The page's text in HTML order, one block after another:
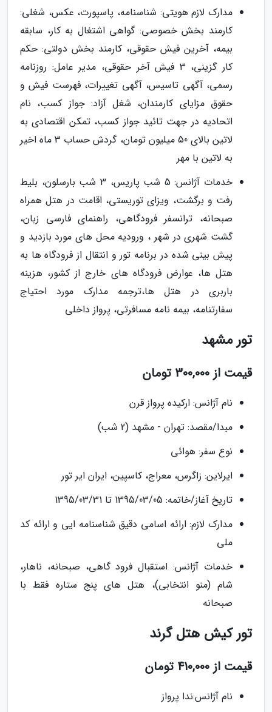
مدارک لازم هویتی: شناسنامه، پاسپورت، عکس، شغلی:
کارمند بخش خصوصی: گواهی اشتغال به کار، سابقه
بیمه، آخرین فیش حقوقی، کارمند بخش دولتی: حکم
کار گزینی، 3 فیش آخر حقوقی، مدیر عامل: روزنامه
رسمی، آگهی تاسیس، آگهی تغییرات، فهرست فیش و
حقوق مزایای کارمندان، شغل آزاد: جواز کسب، نام
اتحادیه در جهت تائید جواز کسب، تمکن اقتصادی به
لاتین بالای 50 میلیون تومان، گردش حساب 3 ماه اخیر
به لاتین با مهر
خدمات آژانس: 5 شب پاریس، 3 شب بارسلون، بلیط
رفت و برگشت، ویزای توریستی، اقامت در هتل همراه
صبحانه، ترانسفر فرودگاهی، راهنمای فارسی زبان،
گشت شهری در شهر ، ورودیه محل های مورد بازدید و
پیش بینی شده در برنامه تور و انتقال از فرودگاه ها به
هتل ها، عوارض فرودگاه های خارج از کشور، هزینه
باربری در هتل ها،ترجمه مدارک مورد احتیاج
سفارتنامه، بیمه نامه مسافرتی، پرواز داخلی
تور مشهد
قیمت از 300,000 تومان
نام آژانس: ارکیده پرواز قرن
مبدا/مقصد: تهران - مشهد (2 شب)
نوع سفر: هوائی
ایرلاین: زاگرس، معراج، کاسپین، ایران ایر تور
تاریخ آغاز/خاتمه: 1395/03/05 تا 1395/03/31
مدارک لازم: ارائه اسامی دقیق شناسنامه ایی و ارائه کد
ملی
خدمات آژانس: استقبال فرود گاهی، صبحانه، ناهار،
شام (منو انتخابی)، هتل های پنج ستاره فقط با
صبحانه
تور کیش هتل گرند
قیمت از 410,000 تومان
نام آژانس:ندا پرواز